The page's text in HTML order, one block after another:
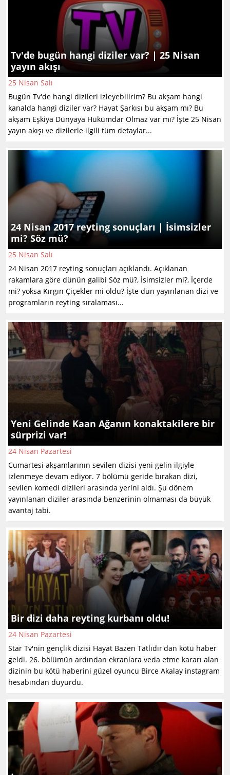
Tv'de bugün hangi diziler var? | 25 Nisan
yayın akışı
25 Nisan Salı
Bugün Tv'de hangi dizileri izleyebilirim? Bu akşam hangi
kanalda hangi diziler var? Hayat Şarkısı bu akşam mı? Bu
akşam Eşkiya Dünyaya Hükümdar Olmaz var mı? İşte 25 Nisan
yayın akışı ve dizilerle ilgili tüm detaylar...
24 Nisan 2017 reyting sonuçları | İsimsizler
mi? Söz mü?
25 Nisan Salı
24 Nisan 2017 reyting sonuçları açıklandı. Açıklanan
rakamlara göre dünün galibi Söz mü?, İsimsizler mi?, İçerde
mi? yoksa Kırgın Çiçekler mi oldu? İşte dün yayınlanan dizi ve
programların reyting sıralaması...
Yeni Gelinde Kaan Ağanın konaktakilere bir
sürprizi var!
24 Nisan Pazartesi
Cumartesi akşamlarının sevilen dizisi yeni gelin ilgiyle
izlenmeye devam ediyor. 7 bölümü geride bırakan dizi,
sevilen komedi dizileri arasında yerini aldı. Şu dönem
yayınlanan diziler arasında benzerinin olmaması da büyük
avantaj tabi.
Bir dizi daha reyting kurbanı oldu!
24 Nisan Pazartesi
Star Tv'nin gençlik dizisi Hayat Bazen Tatlıdır'dan kötü haber
geldi. 26. bölümün ardından ekranlara veda etme kararı alan
dizinin bu kötü haberini güzel oyuncu Birce Akalay instagram
hesabından duyurdu.